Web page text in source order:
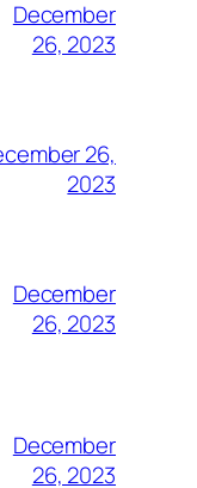
December
26, 2023
26,
2023
December
26, 2023
December
26, 2023